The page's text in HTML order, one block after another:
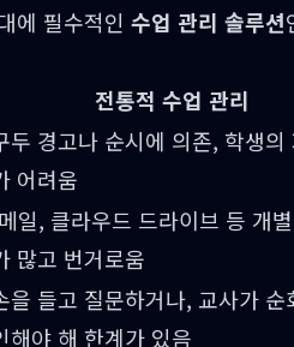
에 필수적인 수업 관리 솔루션
전통적 수업 관리
두 경고나 순시에 의존, 학생의
어려움
일, 클라우드 드라이브 등 개
많고 번거로움
을 들고 질문하거나, 교사가 순
해야 해 한계가 있음